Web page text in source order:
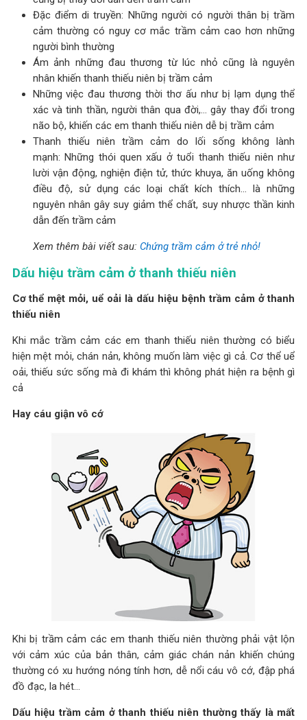
Đặc điểm di truyền: Những người có người thân bị trầm
cảm thường có nguy cơ mắc trầm cảm cao hơn những
người bình thường
Ám ảnh những đau thương từ lúc nhỏ cũng là nguyên
nhân khiến thanh thiếu niên bị trầm cảm
Những việc đau thương thời thơ ấu như bị lạm dụng thể
xác và tinh thần, người thân qua đời,… gây thay đổi trong
não bộ, khiến các em thanh thiếu niên dễ bị trầm cảm
Thanh thiếu niên trầm cảm do lối sống không lành
mạnh: Những thói quen xấu ở tuổi thanh thiếu niên như
lười vận động, nghiện điện tử, thức khuya, ăn uống không
điều độ, sử dụng các loại chất kích thích… là những
nguyên nhân gây suy giảm thể chất, suy nhược thần kinh
dẫn đến trầm cảm
Xem thêm bài viết sau: Chứng trầm cảm ở trẻ nhỏ!
Dấu hiệu trầm cảm ở thanh thiếu niên
Cơ thể mệt mỏi, uể oải là dấu hiệu bệnh trầm cảm ở thanh
thiếu niên
Khi mắc trầm cảm các em thanh thiếu niên thường có biểu
hiện mệt mỏi, chán nản, không muốn làm việc gì cả. Cơ thể uể
oải, thiếu sức sống mà đi khám thì không phát hiện ra bệnh gì
cả
Hay cáu giận vô cớ
Khi bị trầm cảm các em thanh thiếu niên thường phải vật lộn
với cảm xúc của bản thân, cảm giác chán nản khiến chúng
thường có xu hướng nóng tính hơn, dễ nổi cáu vô cớ, đập phá
đồ đạc, la hét…
Dấu hiệu trầm cảm ở thanh thiếu niên thường thấy là mất